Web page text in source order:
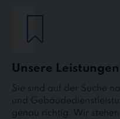
Unsere Leistungen
Sie sind auf der Suche
und
genau richtig. Wir